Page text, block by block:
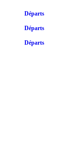
Départs
Départs
Départs